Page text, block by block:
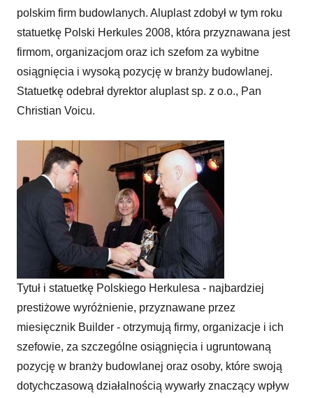
polskim firm budowlanych. Aluplast zdobył w tym roku
statuetkę Polski Herkules 2008, która przyznawana jest
firmom, organizacjom oraz ich szefom za wybitne
osiągnięcia i wysoką pozycję w branży budowlanej.
Statuetkę odebrał dyrektor aluplast sp. z o.o., Pan
Christian Voicu.
Tytuł i statuetkę Polskiego Herkulesa - najbardziej
prestiżowe wyróżnienie, przyznawane przez
miesięcznik Builder - otrzymują firmy, organizacje i ich
szefowie, za szczególne osiągnięcia i ugruntowaną
pozycję w branży budowlanej oraz osoby, które swoją
dotychczasową działalnością wywarły znaczący wpływ